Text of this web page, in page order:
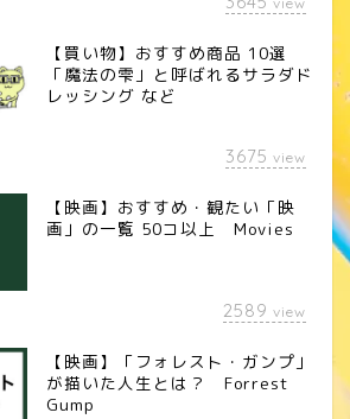
【買い物】おすすめ商品 10選
「魔法の雫」と呼ばれるサラダド
レッシング など
3675 view
【映画】おすすめ・観たい「映
画」の一覧 50コ以上 Movies
2589 view
【映画】「フォレスト・ガンプ」
が描いた人生とは？ Forrest
Gump